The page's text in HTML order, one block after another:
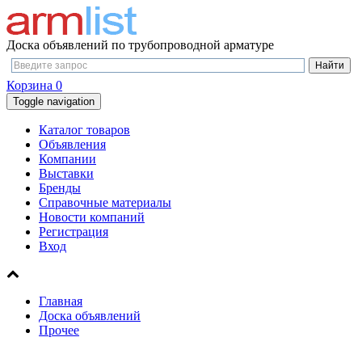
Доска объявлений по трубопроводной арматуре
Корзина 0
Toggle navigation
Каталог товаров
Объявления
Компании
Выставки
Бренды
Справочные материалы
Новости компаний
Регистрация
Вход
Главная
Доска объявлений
Прочее